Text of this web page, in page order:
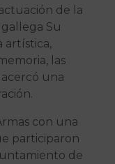
de la
Su
artística,
las
una
con una
participaron
de